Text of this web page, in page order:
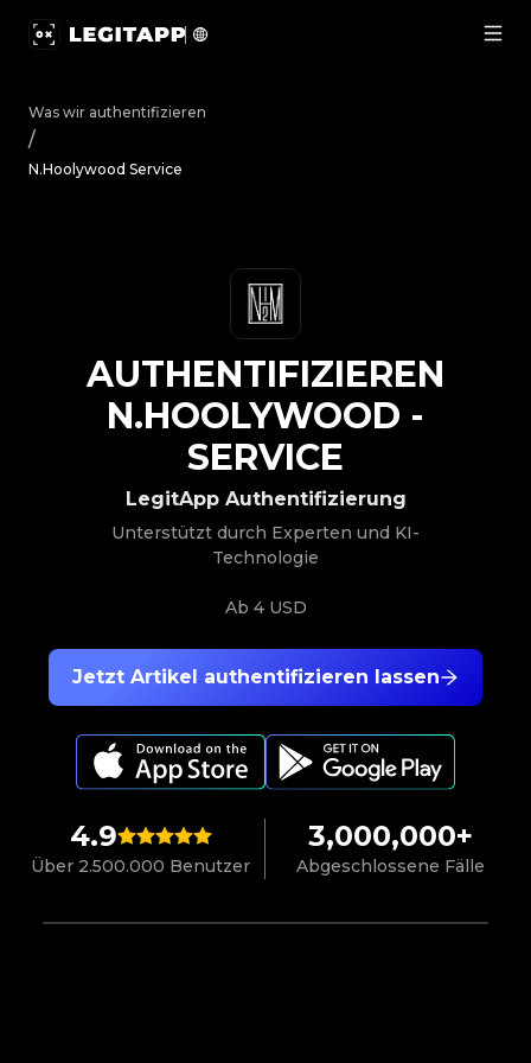
Was wir authentifizieren
/
N.Hoolywood Service
4.9
Über 2.500.000 Benutzer
3,000,000+
Abgeschlossene Fälle
Jetzt Artikel authentifizieren lassen
LegitApp Authentifizierung
Unterstützt durch Experten und KI-
Technologie
Ab 4 USD
AUTHENTIFIZIEREN
N.HOOLYWOOD -
SERVICE